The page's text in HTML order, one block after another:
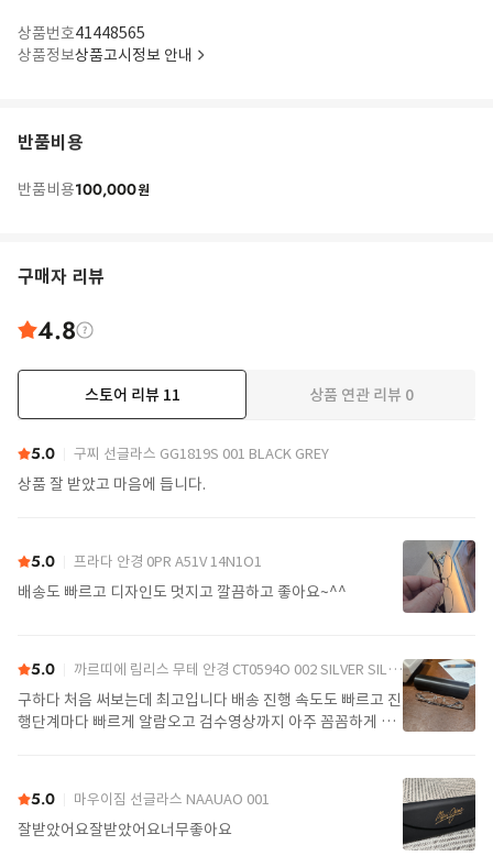
상품번호41448565
상품정보상품고시정보 안내
반품비용
반품비용100,000원
구매자 리뷰
4.8
스토어 리뷰 11 상품 연관 리뷰 0
5.0 구찌 선글라스 GG1819S 001 BLACK GREY
상품 잘 받았고 마음에 듭니다.
5.0 프라다 안경 0PR A51V 14N1O1
배송도 빠르고 디자인도 멋지고 깔끔하고 좋아요~^^
5.0 까르띠에 림리스 무테 안경 CT0594O 002 SILVER SILVER TRANSPARENT
구하다 처음 써보는데 최고입니다 배송 진행 속도도 빠르고 진
행단계마다 빠르게 알람오고 검수영상까지 아주 꼼꼼하게 찍
5.0 마우이짐 선글라스 NAAUAO 001
잘받았어요잘받았어요너무좋아요